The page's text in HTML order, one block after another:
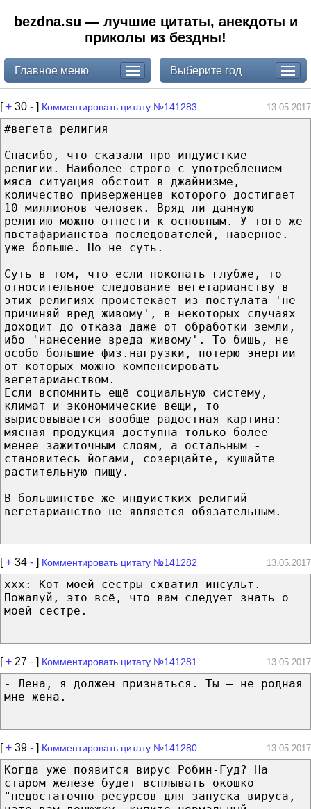
bezdna.su — лучшие цитаты, анекдоты и
приколы из бездны!
Главное меню Выберите год
[+ 30 - ] Комментировать цитату №141283 13.05.2017
#вегета_религия
Спасибо, что сказали про индуисткие
религии. Наиболее строго с употреблением
мяса ситуация обстоит в джайнизме,
количество приверженцев которого достигает
10 миллионов человек. Вряд ли данную
религию можно отнести к основным. У того же
пвстафарианства последователей, наверное.
уже больше. Но не суть.
Суть в том, что если покопать глубже, то
относительное следование вегетарианству в
этих религиях проистекает из постулата 'не
причиняй вред живому', в некоторых случаях
доходит до отказа даже от обработки земли,
ибо 'нанесение вреда живому'. То бишь, не
особо большие физ.нагрузки, потерю энергии
от которых можно компенсировать
вегетарианством.
Если вспомнить ещё социальную систему,
климат и экономические вещи, то
вырисовывается вообще радостная картина:
мясная продукция доступна только более-
менее зажиточным слоям, а остальным -
становитесь йогами, созерцайте, кушайте
растительную пищу.
В большинстве же индуистких религий
вегетарианство не является обязательным.
[+ 34 - ] Комментировать цитату №141282 13.05.2017
xxx: Кот моей сестры схватил инсульт.
Пожалуй, это всё, что вам следует знать о
моей сестре.
[+ 27 - ] Комментировать цитату №141281 13.05.2017
- Лена, я должен признаться. Ты – не родная
мне жена.
[+ 39 - ] Комментировать цитату №141280 13.05.2017
Когда уже появится вирус Робин-Гуд? На
старом железе будет всплывать окошко
"недостаточно ресурсов для запуска вируса,